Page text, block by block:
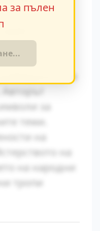
на
за
теми.
на
на
на народни
тропи
за пълен